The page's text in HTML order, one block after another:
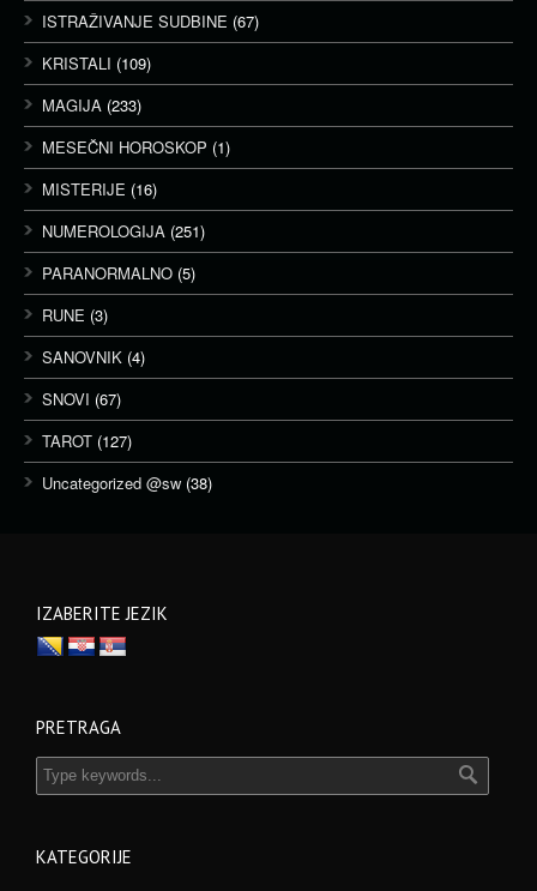
ISTRAŽIVANJE SUDBINE (67)
KRISTALI (109)
MAGIJA (233)
MESEČNI HOROSKOP (1)
MISTERIJE (16)
NUMEROLOGIJA (251)
PARANORMALNO (5)
RUNE (3)
SANOVNIK (4)
SNOVI (67)
TAROT (127)
Uncategorized @sw (38)
IZABERITE JEZIK
PRETRAGA
KATEGORIJE